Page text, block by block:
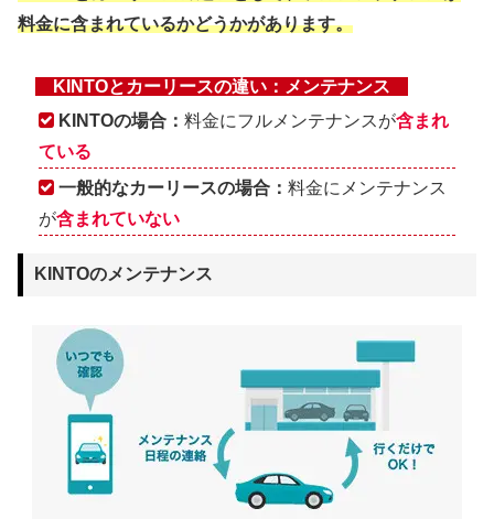
料金に含まれているかどうかがあります。
KINTOとカーリースの違い：メンテナンス
KINTOの場合：料金にフルメンテナンスが含まれ
ている
一般的なカーリースの場合：料金にメンテナンス
が含まれていない
KINTOのメンテナンス